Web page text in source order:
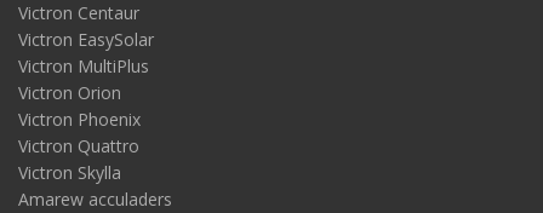
Victron Centaur
Victron EasySolar
Victron MultiPlus
Victron Orion
Victron Phoenix
Victron Quattro
Victron Skylla
Amarew acculaders